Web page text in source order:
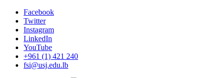
Facebook
Twitter
Instagram
LinkedIn
YouTube
+961 (1) 421 240
fsi@usj.edu.lb